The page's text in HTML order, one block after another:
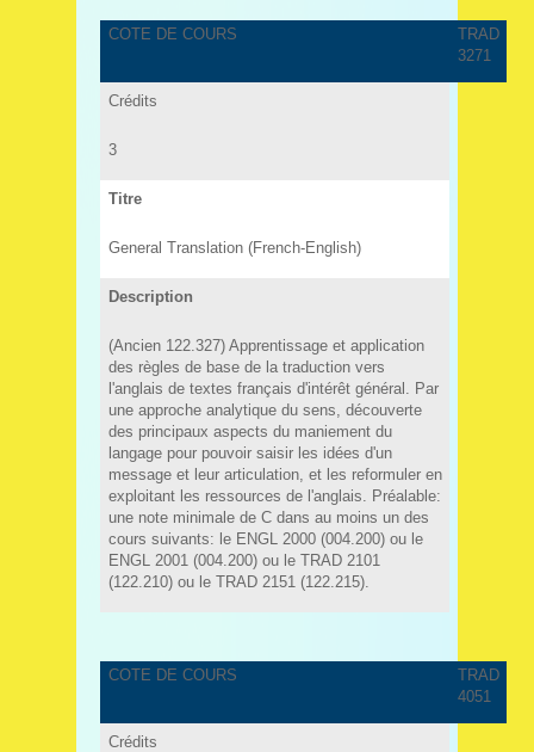
COTE DE COURS
TRAD
3271
Crédits
3
Titre
General Translation (French-English)
Description
(Ancien 122.327) Apprentissage et application
des règles de base de la traduction vers
l'anglais de textes français d'intérêt général. Par
une approche analytique du sens, découverte
des principaux aspects du maniement du
langage pour pouvoir saisir les idées d'un
message et leur articulation, et les reformuler en
exploitant les ressources de l'anglais. Préalable:
une note minimale de C dans au moins un des
cours suivants: le ENGL 2000 (004.200) ou le
ENGL 2001 (004.200) ou le TRAD 2101
(122.210) ou le TRAD 2151 (122.215).
COTE DE COURS
TRAD
4051
Crédits